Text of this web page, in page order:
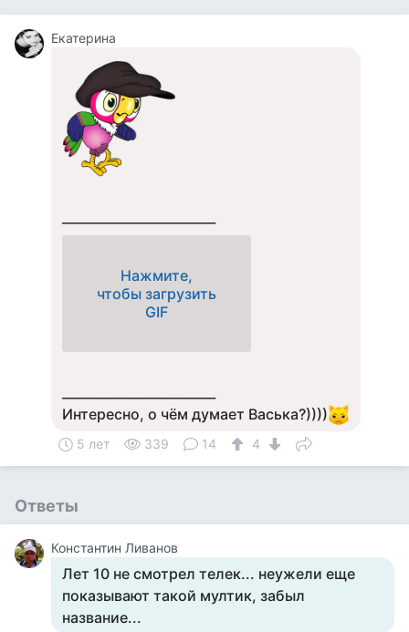
Екатерина
Нажмите,
чтобы загрузить
GIF
Интересно, о чём думает Васька?))))
5 лет 339 14 4
Ответы
Константин Ливанов
Лет 10 не смотрел телек... неужели еще
показывают такой мултик, забыл
название...